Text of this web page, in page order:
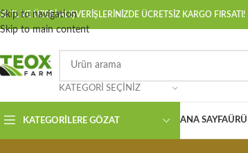
Skip to navigation
Skip to main content
TL VE ÜZERİ ALIŞVERİŞLERİNİZDE ÜCRETSİZ KARGO FIRSATI!
KATEGORI SEÇINIZ
KATEGORILERE GÖZAT ANA SAYFA